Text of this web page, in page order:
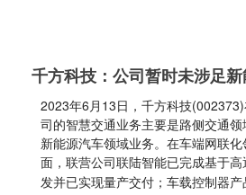
千方科技：公司暂时未涉足
2023年6月13日，千方科技
司的智慧交通业务主要是路侧交通
新能源汽车领域业务。在车端网联
面，联营公司联陆智能已完成基于
发并已实现量产交付；车载控制器